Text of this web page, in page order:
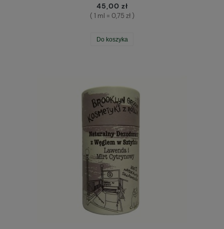
45,00 zł
( 1 ml = 0,75 zł )
Do koszyka